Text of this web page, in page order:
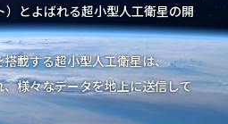
とよばれる超小型人工衛星の開
載する超小型人工衛星は、
様々なデータを地上に送信して